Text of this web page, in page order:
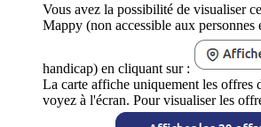
Vous avez la possibilité de visualiser
Mappy (non accessible aux personnes
handicap) en cliquant sur :
La carte affiche uniquement les offres
voyez à l'écran. Pour visualiser les